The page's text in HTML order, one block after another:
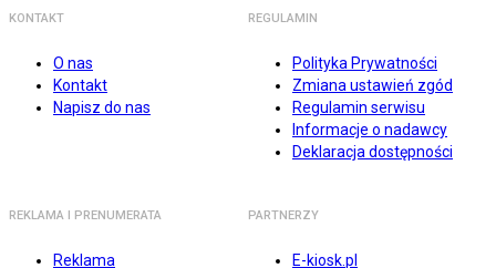
KONTAKT
O nas
Kontakt
Napisz do nas
REGULAMIN
Polityka Prywatności
Zmiana ustawień zgód
Regulamin serwisu
Informacje o nadawcy
Deklaracja dostępności
REKLAMA I PRENUMERATA
Reklama
PARTNERZY
E-kiosk.pl